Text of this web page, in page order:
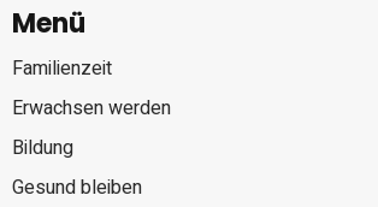
Menü
Familienzeit
Erwachsen werden
Bildung
Gesund bleiben